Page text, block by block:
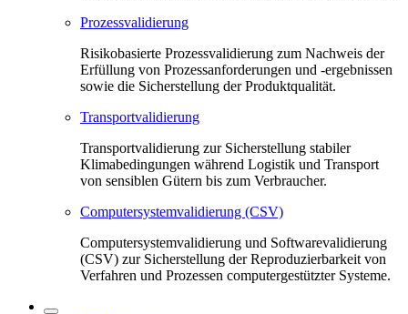
Prozessvalidierung
Risikobasierte Prozessvalidierung zum Nachweis der
Erfüllung von Prozessanforderungen und -ergebnissen
sowie die Sicherstellung der Produktqualität.
Transportvalidierung
Transportvalidierung zur Sicherstellung stabiler
Klimabedingungen während Logistik und Transport
von sensiblen Gütern bis zum Verbraucher.
Computersystemvalidierung (CSV)
Computersystemvalidierung und Softwarevalidierung
(CSV) zur Sicherstellung der Reproduzierbarkeit von
Verfahren und Prozessen computergestützter Systeme.